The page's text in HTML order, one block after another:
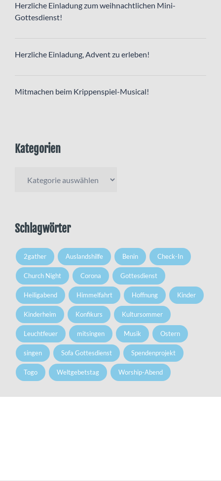
Herzliche Einladung zum weihnachtlichen Mini-
Gottesdienst!
Herzliche Einladung, Advent zu erleben!
Mitmachen beim Krippenspiel-Musical!
Kategorien
Schlagwörter
2gather Auslandshilfe Benin Check-In
Church Night Corona Gottesdienst
Heiligabend Himmelfahrt Hoffnung Kinder
Kinderheim Konfikurs Kultursommer
Leuchtfeuer mitsingen Musik Ostern
singen Sofa Gottesdienst Spendenprojekt
Togo Weltgebetstag Worship-Abend